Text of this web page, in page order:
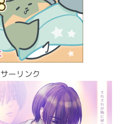
ーリンク